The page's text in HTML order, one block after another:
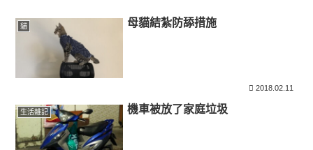
貓 母貓結紮防舔措施
2018.02.11
生活雜記 機車被放了家庭垃圾